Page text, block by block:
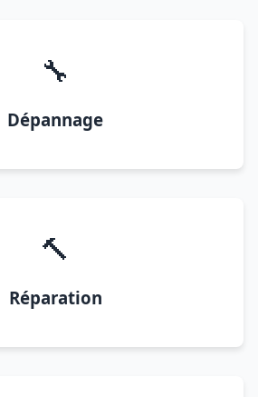
🔧
Dépannage
🔨
Réparation